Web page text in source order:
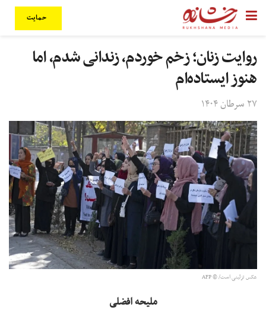
حمایت
روایت زنان؛ زخم‌ خوردم، زندانی شدم، اما
هنوز ایستاده‌ام
۲۷ سرطان ۱۴۰۴
عکس تزئینی است/ © AFP
ملیحه افضلی